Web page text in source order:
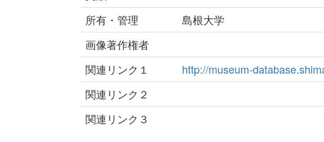
所有・管理
島根大学
画像著作権者
関連リンク１
http://museum-
関連リンク２
関連リンク３